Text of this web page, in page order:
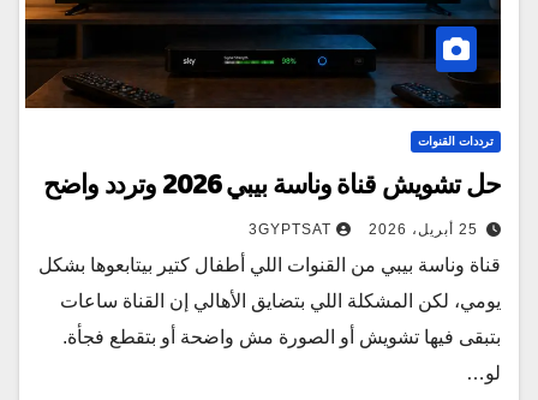
ترددات القنوات
حل تشويش قناة وناسة بيبي 2026 وتردد واضح
25 أبريل، 2026 3GYPTSAT
قناة وناسة بيبي من القنوات اللي أطفال كتير بيتابعوها بشكل
يومي، لكن المشكلة اللي بتضايق الأهالي إن القناة ساعات
بتبقى فيها تشويش أو الصورة مش واضحة أو بتقطع فجأة.
لو…